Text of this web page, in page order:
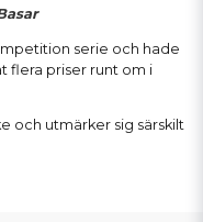
serie och hade
flera priser runt om i
och utmärker sig särskilt